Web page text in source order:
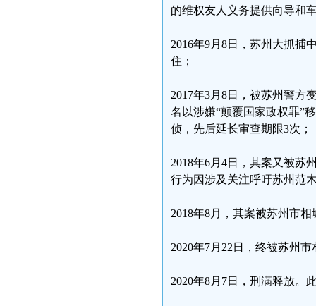
的维权友人义务提供向导和
2016年9月8日，苏州大抓捕
住；
2017年3月8日，被苏州警方
名以涉嫌“颠覆国家政权罪”
侦，先后延长审查期限3次；
2018年6月4日，其案又被苏
行为因涉及关注呼吁苏州范
2018年8月，其案被苏州市
2020年7月22日，终被苏州
2020年8月7日，刑满释放。